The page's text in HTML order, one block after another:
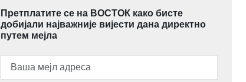
Претплатите се на ВОСТОК како бисте
добијали најважније вијести дана директно
путем мејла